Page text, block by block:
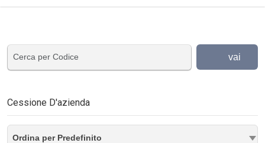
vai
Cessione D'azienda
Ordina per Predefinito